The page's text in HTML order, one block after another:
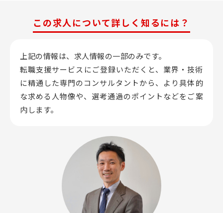
この求人について詳しく知るには？
上記の情報は、求人情報の一部のみです。
転職支援サービスにご登録いただくと、業界・技術
に精通した専門のコンサルタントから、 より具体的
な求める人物像や、選考通過のポイントなどをご案
内します。